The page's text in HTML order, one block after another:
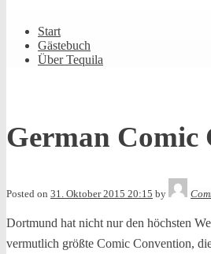
Navigation
Start
Gästebuch
Über Tequila
German Comic
Posted on 31. Oktober 2015 20:15 by
Dortmund hat nicht nur den höchsten
vermutlich größte Comic Convention,